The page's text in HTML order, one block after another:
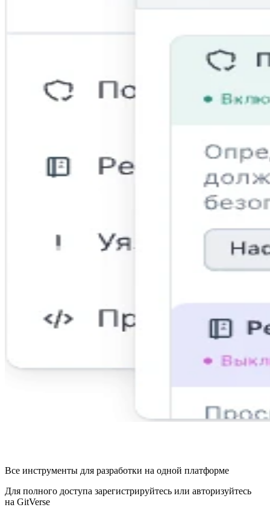
Все инструменты для разработки на одной платформе
Для полного доступа зарегистрируйтесь или авторизуйтесь
на GitVerse